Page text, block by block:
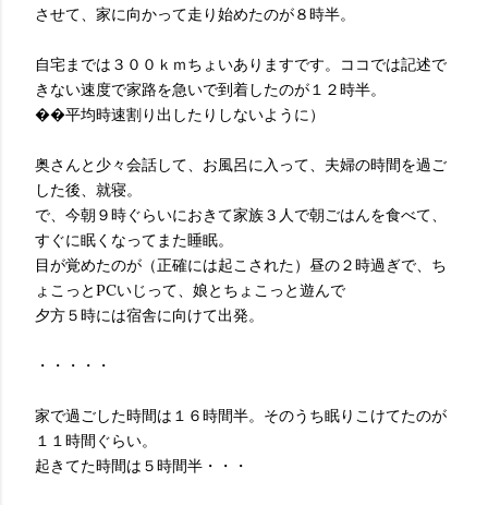
させて、家に向かって走り始めたのが８時半。
自宅までは３００ｋｍちょいありますです。ココでは記述で
きない速度で家路を急いで到着したのが１２時半。
��平均時速割り出したりしないように）
奥さんと少々会話して、お風呂に入って、夫婦の時間を過ご
した後、就寝。
で、今朝９時ぐらいにおきて家族３人で朝ごはんを食べて、
すぐに眠くなってまた睡眠。
目が覚めたのが（正確には起こされた）昼の２時過ぎで、ち
ょこっとPCいじって、娘とちょこっと遊んで
夕方５時には宿舎に向けて出発。
・・・・・
家で過ごした時間は１６時間半。そのうち眠りこけてたのが
１１時間ぐらい。
起きてた時間は５時間半・・・